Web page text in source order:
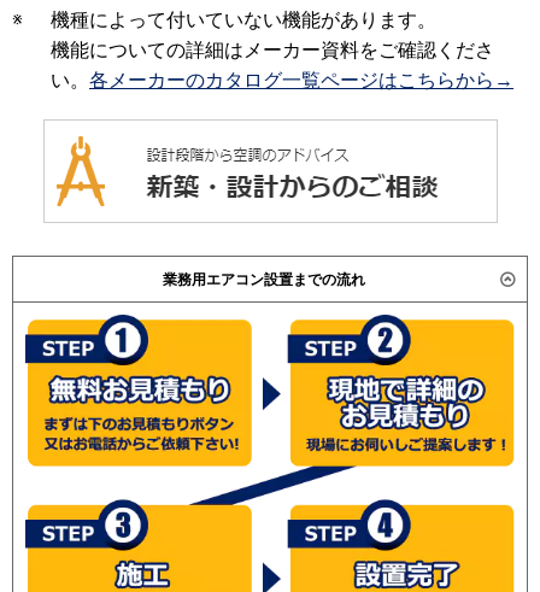
※
機種によって付いていない機能があります。
機能についての詳細はメーカー資料をご確認くださ
い。 各メーカーのカタログ一覧ページはこちらから→
業務用エアコン設置までの流れ